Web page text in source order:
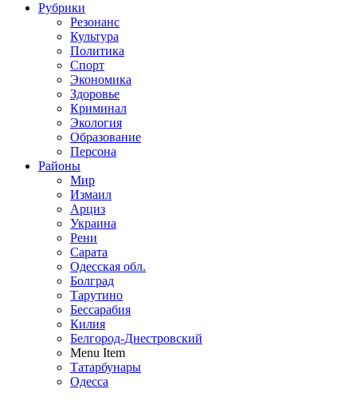
Рубрики
Резонанс
Культура
Политика
Спорт
Экономика
Здоровье
Криминал
Экология
Образование
Персона
Районы
Мир
Измаил
Арциз
Украина
Рени
Сарата
Одесская обл.
Болград
Тарутино
Бессарабия
Килия
Белгород-Днестровский
Menu Item
Татарбунары
Одесса